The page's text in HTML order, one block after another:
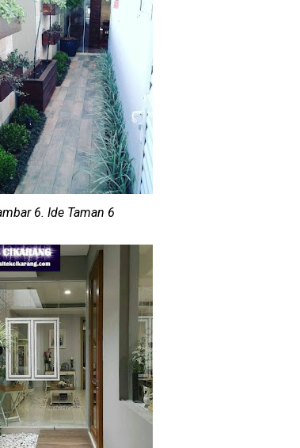
6. Ide Taman 6